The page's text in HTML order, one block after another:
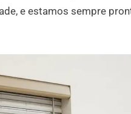
e estamos sempre